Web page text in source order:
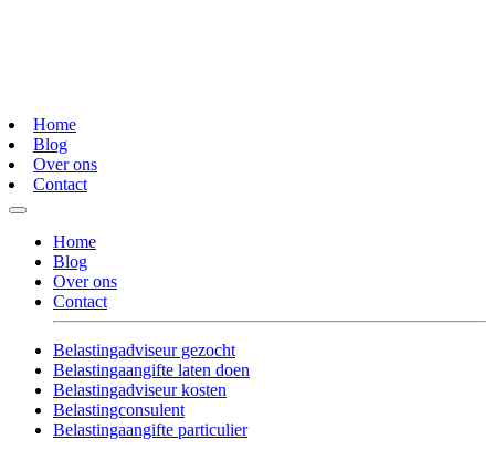
Home
Blog
Over ons
Contact
Home
Blog
Over ons
Contact
Belastingadviseur gezocht
Belastingaangifte laten doen
Belastingadviseur kosten
Belastingconsulent
Belastingaangifte particulier